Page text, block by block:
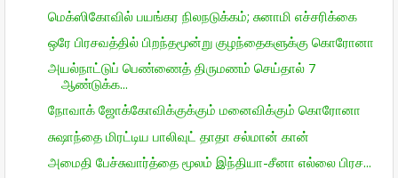
மெக்ஸிகோவில் பயங்கர நிலநடுக்கம்; சுனாமி எச்சரிக்கை
ஒரே பிரசவத்தில் பிறந்தமூன்று குழந்தைகளுக்கு கொரோனா
அயல்நாட்டுப் பெண்ணைத் திருமணம் செய்தால் 7
ஆண்டுக்க...
நோவாக் ஜோக்கோவிக்குக்கும் மனைவிக்கும் கொரோனா
சுஷாந்தை மிரட்டிய பாலிவுட் தாதா சல்மான் கான்
அமைதி பேச்சுவார்த்தை மூலம் இந்தியா-சீனா எல்லை பிரச...